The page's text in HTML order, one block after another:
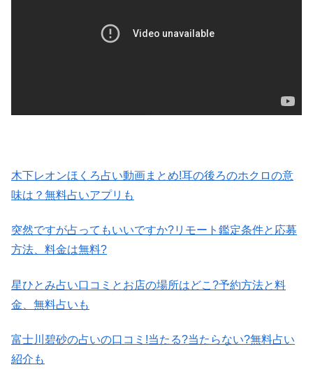
木下レオンほくろ占い動画まとめ!耳の後ろのホクロの意
味は？無料占いアプリも
突然ですが占ってもいいですか?リモート鑑定条件と応募
方法、料金は無料?
星ひとみ占い口コミとお店の場所はどこ?予約方法と料
金、無料占いも
富士川碧砂の占いの口コミ!当たる?当たらない?無料占い
紹介も